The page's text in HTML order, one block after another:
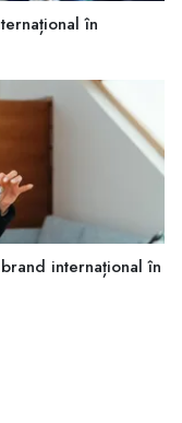
în
internațional în